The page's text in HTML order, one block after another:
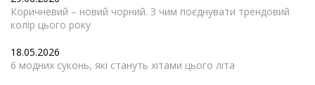
Коричневий – новий чорний. З чим поєднувати трендовий
колір цього року
18.05.2026
6 модних суконь, які стануть хітами цього літа